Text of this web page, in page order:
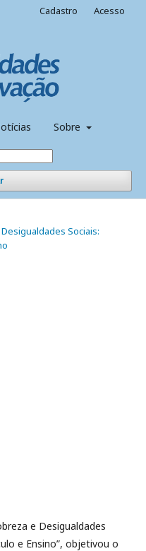
Sobre
Cadastro Acesso
Desigualdades Sociais:
e Desigualdades
e Ensino”, objetivou o